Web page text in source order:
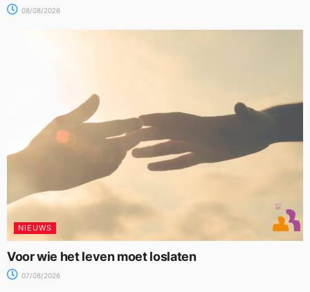
08/08/2026
NIEUWS
Voor wie het leven moet loslaten
07/08/2026